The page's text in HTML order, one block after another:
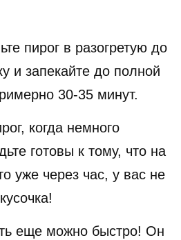
пирог в разогретую до
и запекайте до полной
30-35 минут.
когда немного
готовы к тому, что на
уже через час, у вас не
еще можно быстро! Он